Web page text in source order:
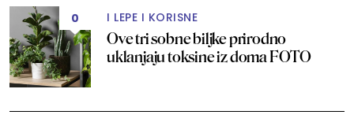
0 I LEPE I KORISNE
Ove tri sobne biljke prirodno
uklanjaju toksine iz doma FOTO